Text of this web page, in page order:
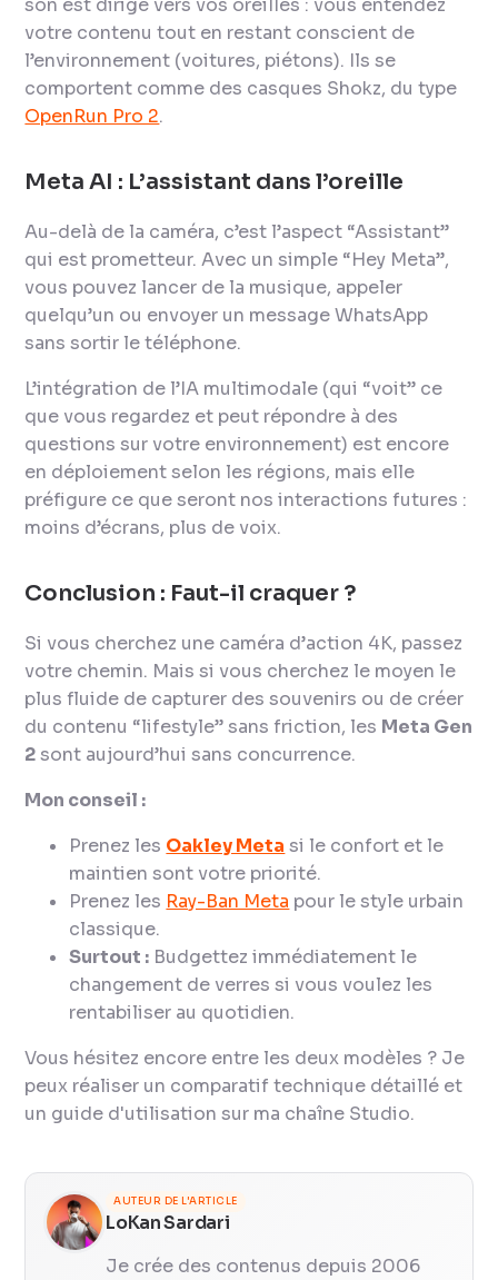
son est dirigé vers vos oreilles : vous entendez
votre contenu tout en restant conscient de
l’environnement (voitures, piétons). Ils se
comportent comme des casques Shokz, du type
OpenRun Pro 2.
Meta AI : L’assistant dans l’oreille
Au-delà de la caméra, c’est l’aspect “Assistant”
qui est prometteur. Avec un simple “Hey Meta”,
vous pouvez lancer de la musique, appeler
quelqu’un ou envoyer un message WhatsApp
sans sortir le téléphone.
L’intégration de l’IA multimodale (qui “voit” ce
que vous regardez et peut répondre à des
questions sur votre environnement) est encore
en déploiement selon les régions, mais elle
préfigure ce que seront nos interactions futures :
moins d’écrans, plus de voix.
Conclusion : Faut-il craquer ?
Si vous cherchez une caméra d’action 4K, passez
votre chemin. Mais si vous cherchez le moyen le
plus fluide de capturer des souvenirs ou de créer
du contenu “lifestyle” sans friction, les Meta Gen
2sont aujourd’hui sans concurrence.
Mon conseil :
Prenez les Oakley Meta si le confort et le
maintien sont votre priorité.
Prenez les Ray-Ban Meta pour le style urbain
classique.
Surtout : Budgettez immédiatement le
changement de verres si vous voulez les
rentabiliser au quotidien.
Vous hésitez encore entre les deux modèles ? Je
peux réaliser un comparatif technique détaillé et
un guide d'utilisation sur ma chaîne Studio.
AUTEUR DE L'ARTICLE
LoKan Sardari
Je crée des contenus depuis 2006